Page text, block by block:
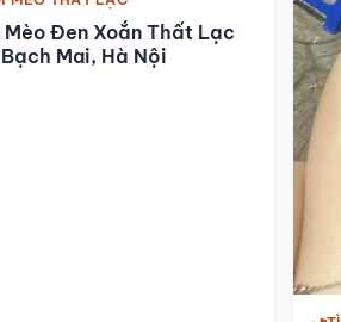
Mèo Đen Xoắn Thất Lạc
Mai, Hà Nội